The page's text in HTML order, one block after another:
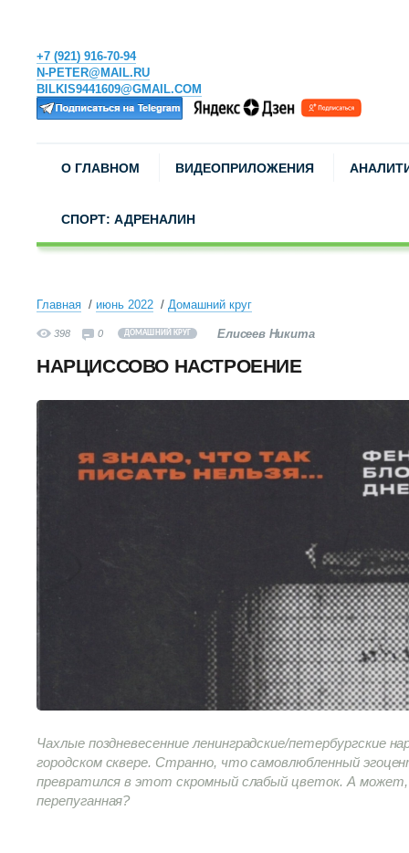
+7 (921) 916-70-94
N-PETER@MAIL.RU
BILKIS9441609@GMAIL.COM
О ГЛАВНОМ ВИДЕОПРИЛОЖЕНИЯ
СПОРТ: АДРЕНАЛИН
Главная июнь 2022 Домашний круг
398 0 ДОМАШНИЙ КРУГ Елисеев Никита
НАРЦИССОВО НАСТРОЕНИЕ
Чахлые поздневесенние ленинградские/петербургские
городском сквере. Странно, что самовлюбленный
превратился в этот скромный слабый цветок. А может,
перепуганная?